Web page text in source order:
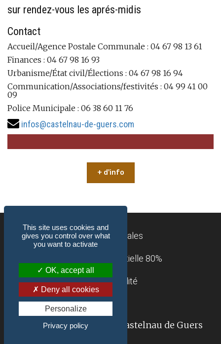
sur rendez-vous les aprés-midis
Contact
Accueil/Agence Postale Communale : 04 67 98 13 61
Finances : 04 67 98 16 93
Urbanisme/État civil/Élections : 04 67 98 16 94
Communication/Associations/festivités : 04 99 41 00
09
Police Municipale : 06 38 60 11 76
infos@castelnau-de-guers.com
+ d'info
Mentions légales
Accessibilité : partielle 80%
Confidentialité
Contact
© 2018-2026 Mairie de Castelnau de Guers
This site uses cookies and
gives you control over what
you want to activate
OK, accept all
Deny all cookies
Personalize
Privacy policy